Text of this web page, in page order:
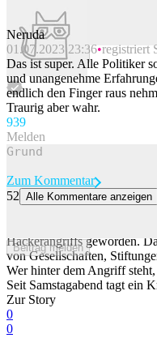
Beitrag melden
Neruda
01.07.2023 23:36 registriert
Das ist super. Alle Politiker
und unangenehme
endlich den Finger raus
Traurig aber wahr.
939
Melden
Beitrag melden
Zum Kommentar
52 Alle Kommentare anzeigen
Hackerangriffs geworden.
von Gesellschaften,
Wer hinter dem Angriff
Seit Samstagabend tagt ein
Zur Story
0
0